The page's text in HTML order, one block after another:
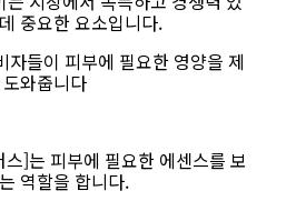
중요한 요소입니다.
자들이 피부에 필요한 영양을 제
와줍니다
]는 피부에 필요한 에센스를 보
역할을 합니다.